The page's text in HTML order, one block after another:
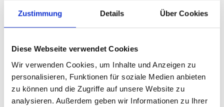
Zustimmung Details Über Cookies
Diese Webseite verwendet Cookies
Wir verwenden Cookies, um Inhalte und Anzeigen zu
personalisieren, Funktionen für soziale Medien anbieten
zu können und die Zugriffe auf unsere Website zu
analysieren. Außerdem geben wir Informationen zu Ihrer
im internationalen Verkehr auftritt und verlangt
Präzision und Sorgfalt. Für jedes Unternehmen
inDeutschlandlegt GTBS auf Wunsch ein
solches Glossar an und aktualisiert dies mit
jeder Übersetzung. Das Glossar wie auch